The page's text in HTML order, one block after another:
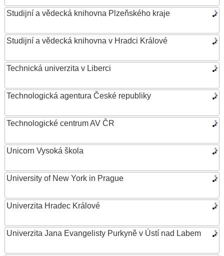
Studijní a vědecká knihovna Plzeňského kraje
Studijní a vědecká knihovna v Hradci Králové
Technická univerzita v Liberci
Technologická agentura České republiky
Technologické centrum AV ČR
Unicorn Vysoká škola
University of New York in Prague
Univerzita Hradec Králové
Univerzita Jana Evangelisty Purkyně v Ústí nad Labem